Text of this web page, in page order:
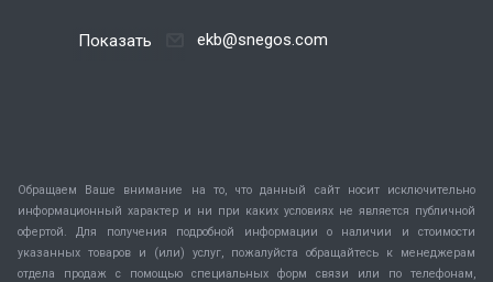
ekb@snegos.com
Показать
Обращаем Ваше внимание на то, что данный сайт носит исключительно
информационный характер и ни при каких условиях не является публичной
офертой. Для получения подробной информации о наличии и стоимости
указанных товаров и (или) услуг, пожалуйста обращайтесь к менеджерам
отдела продаж с помощью специальных форм связи или по телефонам,